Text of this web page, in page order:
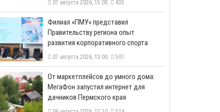
07 августа 2026, 15:00 435
​Филиал «ПМУ» представил
Правительству региона опыт
развития корпоративного спорта
07 августа 2026, 13:00 501
От маркетплейсов до умного дома:
МегаФон запустил интернет для
дачников Пермского края